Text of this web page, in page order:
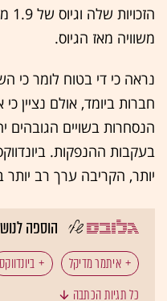
משוויה מאז הגיוס.
נראה כי די בטוח לומר כי
חברות ביומד, אולם נציין כי
הנסחרות בשויים הגובהים
בעקבות ההנפקות.
יותר, הקריבה ערך רב יותר
הוספה
איתמר מדיקל ביונדווקס
כל תגיות הכתבה